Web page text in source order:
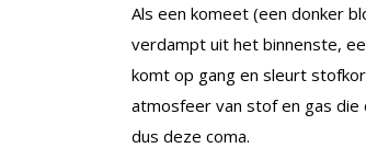
Als een komeet (een donker
verdampt uit het binnenste,
komt op gang en sleurt
atmosfeer van stof en gas die
dus deze coma.